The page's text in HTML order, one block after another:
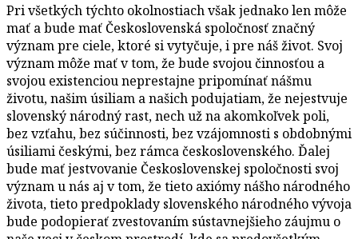
Pri všetkých týchto okolnostiach však jednako len môže
mať a bude mať Československá spoločnosť značný
význam pre ciele, ktoré si vytyčuje, i pre náš život. Svoj
význam môže mať v tom, že bude svojou činnosťou a
svojou existenciou neprestajne pripomínať nášmu
životu, našim úsiliam a našich podujatiam, že nejestvuje
slovenský národný rast, nech už na akomkoľvek poli,
bez vzťahu, bez súčinnosti, bez vzájomnosti s obdobnými
úsiliami českými, bez rámca československého. Ďalej
bude mať jestvovanie Československej spoločnosti svoj
význam u nás aj v tom, že tieto axiómy nášho národného
života, tieto predpoklady slovenského národného vývoja
bude podopierať zvestovaním sústavnejšieho záujmu o